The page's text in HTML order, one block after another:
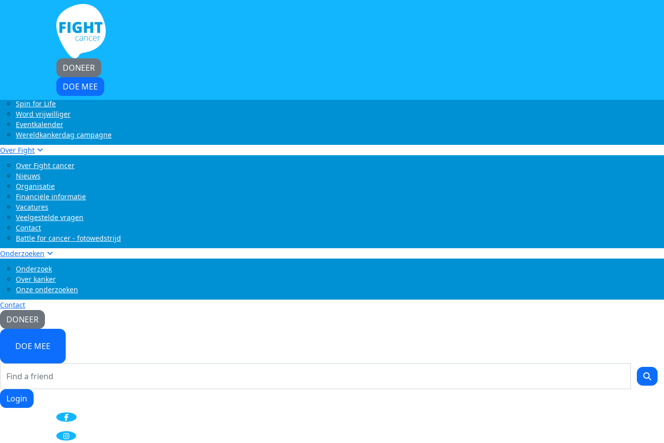
Start zelf een actie
Light at Night Walk
Rollercoaster Run
Swim to Fight Cancer
Buffelrun X Fight cancer
Tocht om de Noord
Spin for Life
Word vrijwilliger
Eventkalender
Wereldkankerdag campagne
Over Fight
Over Fight cancer
Nieuws
Organisatie
Financiële informatie
Vacatures
Veelgestelde vragen
Contact
Battle for cancer - fotowedstrijd
Onderzoeken
Onderzoek
Over kanker
Onze onderzoeken
Contact
DONEER
DOE MEE
Login
DONEER
DOE MEE